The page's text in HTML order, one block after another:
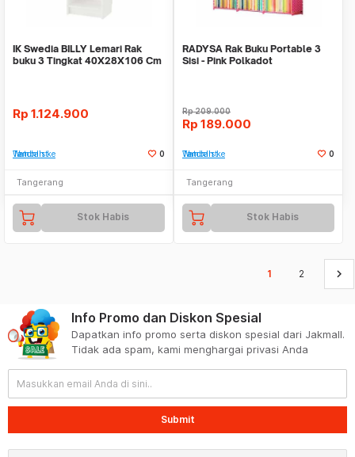
IK Swedia BILLY Lemari Rak
buku 3 Tingkat 40X28X106 Cm
Rp 1.124.900
Tambah ke Watchlist 0
Tangerang
Stok Habis
RADYSA Rak Buku Portable 3
Sisi - Pink Polkadot
Rp209.000
Rp 189.000
Tambah ke Watchlist 0
Tangerang
Stok Habis
1 2 keyboard_arrow_right
Info Promo dan Diskon Spesial
Dapatkan info promo serta diskon spesial dari Jakmall.
Tidak ada spam, kami menghargai privasi Anda
Submit